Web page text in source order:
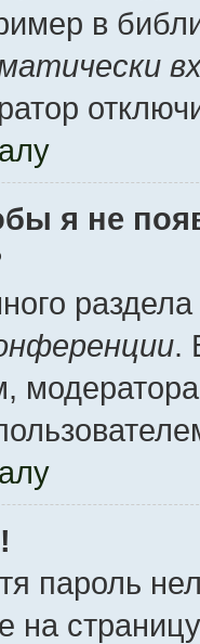
в
я не
.
пароль
на